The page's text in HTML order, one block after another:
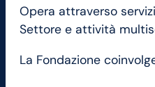
Opera attraverso
Settore e attività
La Fondazione